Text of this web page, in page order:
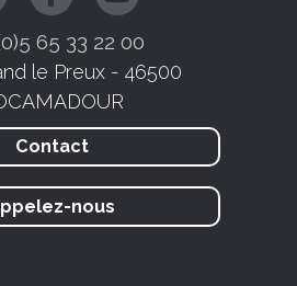
65 33 22 00
le Preux - 46500
Contact
nous